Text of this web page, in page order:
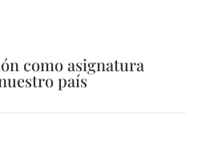
como asignatura
país